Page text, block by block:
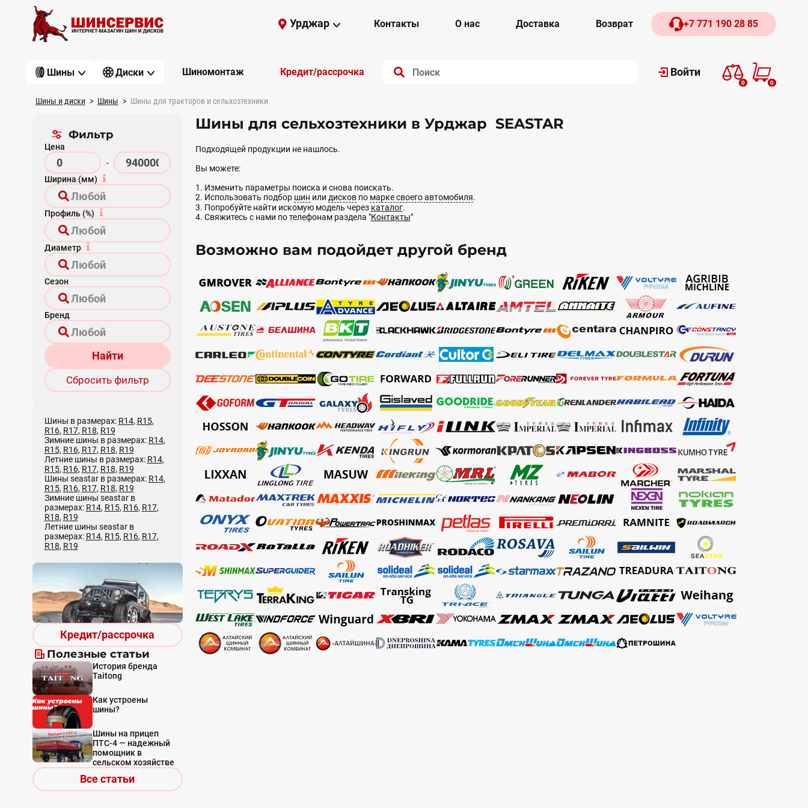
Урджар Контакты О нас Доставка Возврат +7 771 190 28 85
Шины Диски Шиномонтаж Кредит/рассрочка Войти
0 0
Шины и диски Шины Шины для тракторов и сельхозтехники
Фильтр
Цена
-
Ширина (мм)
Профиль (%)
Диаметр
Сезон
Бренд
Найти
Сбросить фильтр
Шины в размерах: R14, R15,
R16, R17, R18, R19
Зимние шины в размерах: R14,
R15, R16, R17, R18, R19
Летние шины в размерах: R14,
R15, R16, R17, R18, R19
Шины seastar в размерах: R14,
R15, R16, R17, R18, R19
Зимние шины seastar в
размерах: R14, R15, R16, R17,
R18, R19
Летние шины seastar в
размерах: R14, R15, R16, R17,
R18, R19
Кредит/рассрочка
Полезные статьи
История бренда
Taitong
Как устроены
шины?
Шины на прицеп
ПТС-4 — надежный
помощник в
сельском хозяйстве
Все статьи
Шины для сельхозтехники в Урджар SEASTAR
Подходящей продукции не нашлось.
Вы можете:
1. Изменить параметры поиска и снова поискать.
2. Использовать подбор шин или дисковпо марке своего автомобиля.
3. Попробуйте найти искомую модель через каталог.
4. Свяжитесь с нами по телефонам раздела "Контакты"
Возможно вам подойдет другой бренд